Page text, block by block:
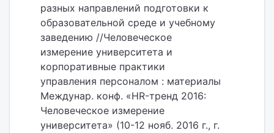
разных направлений подготовки к
образовательной среде и учебному
заведению //Человеческое
измерение университета и
корпоративные практики
управления персоналом : материалы
Междунар. конф. «HR-тренд 2016:
Человеческое измерение
университета» (10-12 нояб. 2016 г., г.